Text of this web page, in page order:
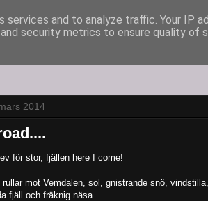
2014
för stor, fjällen here I come!
mot Vemdalen, sol, gnistrande snö,
fjäll och fräknig näsa.
and to analyze traffic. Your IP
security metrics to ensure quality of